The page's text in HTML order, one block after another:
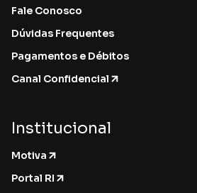
Fale Conosco
Dúvidas Frequentes
Pagamentos e Débitos
Canal Confidencial
Institucional
Motiva
Portal RI